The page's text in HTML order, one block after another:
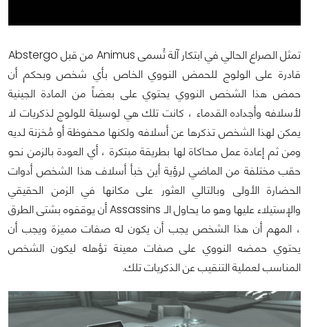
تمثل الصراع الحالي في ابتكار آلة تُسمى Animus من قبل Abstergo
قادرة على الولوج للحمض النووي الخاص بأي شخص وبحكم أن
حمض هذا الشخص النووي يحتوي على بعضاً من المادة الجينية
لأسلافه وأجداده القدماء ، كانت تلك هي لوسيلة للولوج لذكريات لا
يمكن لهذا الشخص تذكرها عن أسلافه ولكنها محفوظة أو مُخزنة لديه
ومن ثم إعادة عمل محاكاة لها بطريقة مبتكرة ، أي العودة بالزمن نحو
حقب مختلفة من الماضي لرؤية أين خبأ أسلاف هذا الشخص أدوات
الحضارة الأولى وبالتالي العثور على مكانها في الزمن الحقيقي
والإستيلاء عليها وهو ما يحاول الـ Assassins أن يوقفوه بشتى الطرق
، المهم أن هذا الشخص يجب أن يكون له صفات مميزة ويجب أن
يحتوي حمضه النووي على صفات معينة تؤهله ليكون الشخص
المناسب لعملية التنقيب عن الذكريات تلك.